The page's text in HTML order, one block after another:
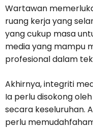
Wartawan
ruang kerja yang
yang cukup masa
media yang mampu
profesional dalam
Akhirnya, integriti
Ia perlu disokong
secara keseluruhan.
perlu